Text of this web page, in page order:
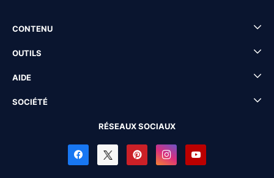
CONTENU
OUTILS
AIDE
SOCIÉTÉ
RÉSEAUX SOCIAUX